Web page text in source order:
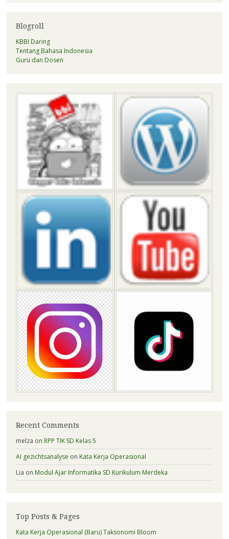
Blogroll
KBBI Daring
Tentang Bahasa Indonesia
Guru dan Dosen
Recent Comments
melza on RPP TIK SD Kelas 5
AI gezichtsanalyse on Kata Kerja Operasional
Lia on Modul Ajar Informatika SD Kurikulum Merdeka
Top Posts & Pages
Kata Kerja Operasional (Baru) Taksonomi Bloom